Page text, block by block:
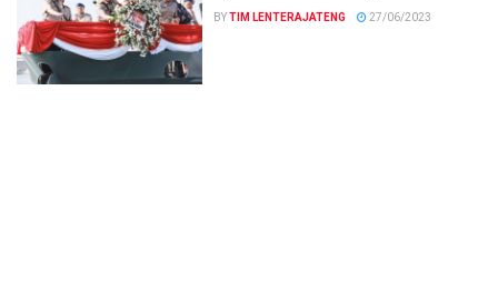
BYTIM LENTERAJATENG 27/06/2023